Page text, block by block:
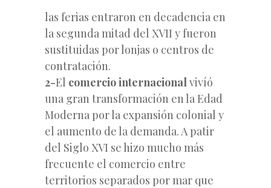
las ferias entraron en decadencia en
la segunda mitad del XVII y fueron
sustituidas por lonjas o centros de
contratación.
2-El comercio internacionalvivíó
una gran transformación en la Edad
Moderna por la expansión colonial y
el aumento de la demanda. A patir
del Siglo XVI se hizo mucho más
frecuente el comercio entre
territorios separados por mar que